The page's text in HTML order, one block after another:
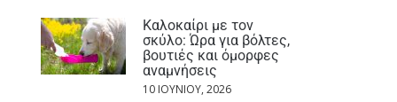
Καλοκαίρι με τον
σκύλο: Ώρα για βόλτες,
βουτιές και όμορφες
αναμνήσεις
10 ΙΟΥΝΊΟΥ, 2026